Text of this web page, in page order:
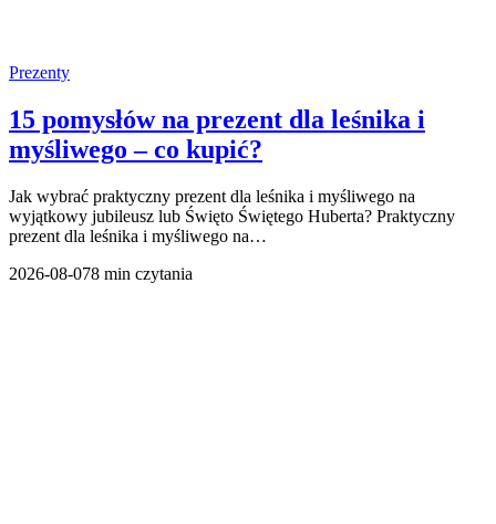
Prezenty
15 pomysłów na prezent dla leśnika i
myśliwego – co kupić?
Jak wybrać praktyczny prezent dla leśnika i myśliwego na
wyjątkowy jubileusz lub Święto Świętego Huberta? Praktyczny
prezent dla leśnika i myśliwego na…
2026-08-078 min czytania